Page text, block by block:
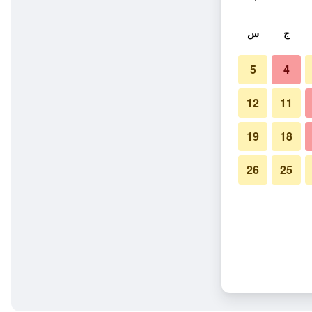
ج س
4
5
11
12
18
19
25
26